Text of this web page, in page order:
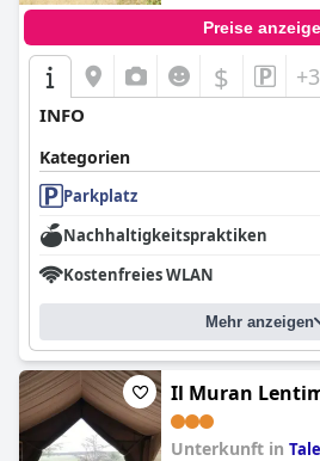
Preise
$ +3
INFO
Kategorien
Parkplatz
Nachhaltigkeitspraktiken
Kostenfreies WLAN
Mehr anzeigen
Il Muran
Unterkunft in